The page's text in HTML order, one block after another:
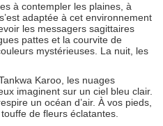
à contempler les plaines, à
adaptée à cet environnement
les messagers sagittaires
pattes et la courvite de
mystérieuses. La nuit, les
Karoo, les nuages
imaginent sur un ciel bleu clair.
un océan d’air. À vos pieds,
de fleurs éclatantes.